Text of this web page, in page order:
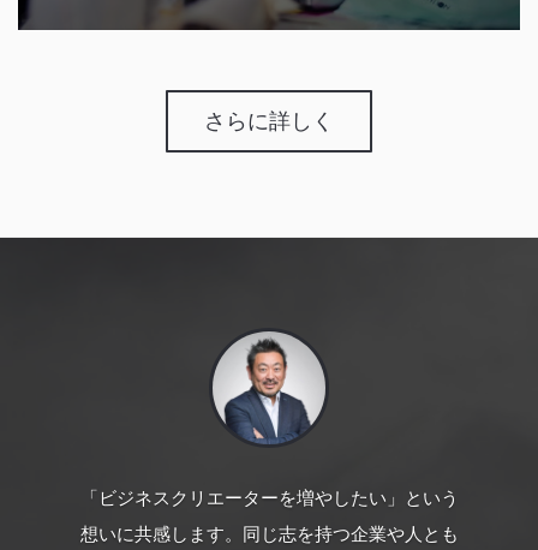
さらに詳しく
「ビジネスクリエーターを増やしたい」という
想いに共感します。同じ志を持つ企業や人とも